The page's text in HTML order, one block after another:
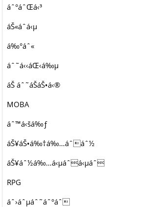
áˆ°áˆŒá‹³
áŠ«áˆ­á‹µ
á‰°áˆ«
áˆ˜á‹‹áŒ‹á‰µ
áŠ áˆ˜áŠ­áŠ•á‹®
MOBA
áˆ™á‹šá‰ƒ
áŠ¥áŠ•á‰†á‰…áˆáˆ½
áŠ¥áˆ½á‰…á‹µáˆá‹µáˆ
RPG
áˆ›áˆµáˆ˜áˆ°áˆ